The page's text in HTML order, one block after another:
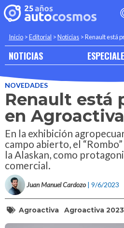
Inicio >Editorial >Noticias >Renault está
NOTICIAS
NOVEDADES
Renault está
en
En la exhibición
campo abierto, el
la Alaskan, como
comercial.
Juan Manuel Cardozo | 9/6/2023
Agroactiva Agroactiva 2023